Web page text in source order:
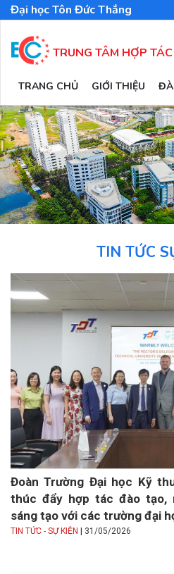
Nhảy
đến
dung
Đại học Tôn Đức Thắng
TRUNG TÂM HỢP
MAIN
NAVIGATION
TRANG CHỦ GIỚI THIỆU
TIN TỨC
Đoàn Trường Đại học Kỹ
thúc đẩy hợp tác đào tạo,
sáng tạo với các trường đại
TIN TỨC - SỰ KIỆN | 31/05/2026